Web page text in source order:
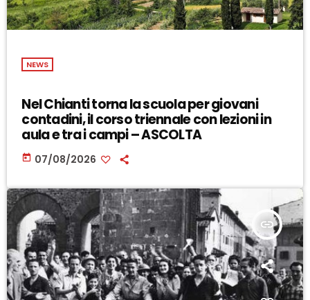
NEWS
Nel Chianti torna la scuola per giovani
contadini, il corso triennale con lezioni in
aula e tra i campi – ASCOLTA
today 07/08/2026
insert_link